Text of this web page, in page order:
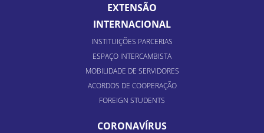
EXTENSÃO
INTERNACIONAL
INSTITUIÇÕES PARCERIAS
ESPAÇO INTERCAMBISTA
MOBILIDADE DE SERVIDORES
ACORDOS DE COOPERAÇÃO
FOREIGN STUDENTS
CORONAVÍRUS